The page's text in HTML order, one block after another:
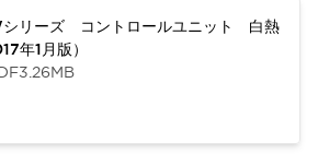
シリーズ コントロールユニット 白熱
年1月版）
3.26MB